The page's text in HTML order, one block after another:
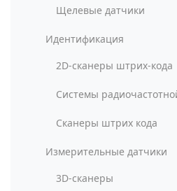
Щелевые датчики
Идентификация
2D-сканеры штрих-кода
Системы
Сканеры штрих кода
Измерительные датчики
3D-сканеры